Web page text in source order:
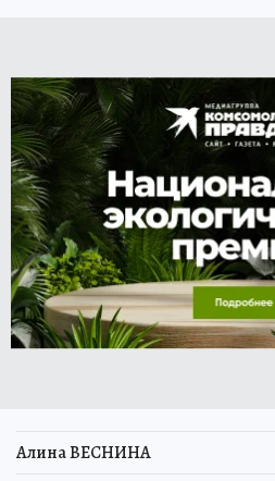
Алина ВЕСНИНА